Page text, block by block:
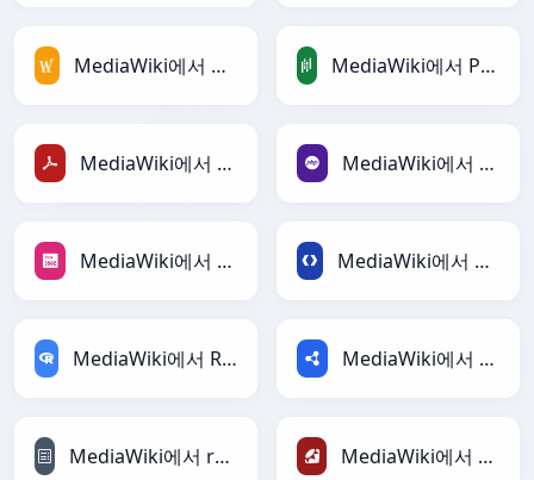
MediaWiki에서 MediaWiki로 MediaWiki에서 PandasDataFrame로
MediaWiki에서 PDF로 MediaWiki에서 PHP로
MediaWiki에서 PNG로 MediaWiki에서 Protobuf로
MediaWiki에서 RDataFrame로 MediaWiki에서 RDF로
MediaWiki에서 reStructuredText로 MediaWiki에서 Ruby로